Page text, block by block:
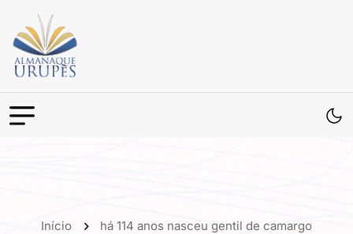
Início há 114 anos nasceu gentil de camargo